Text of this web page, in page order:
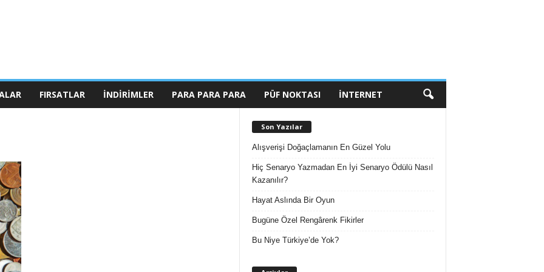
FIRSATLAR İNDIRIMLER PARA PARA PARA PÜF NOKTASI İNTERNET
Son Yazılar
Alışverişi Doğaçlamanın En Güzel Yolu
Hiç Senaryo Yazmadan En İyi Senaryo Ödülü Nasıl
Kazanılır?
Hayat Aslında Bir Oyun
Bugüne Özel Rengârenk Fikirler
Bu Niye Türkiye’de Yok?